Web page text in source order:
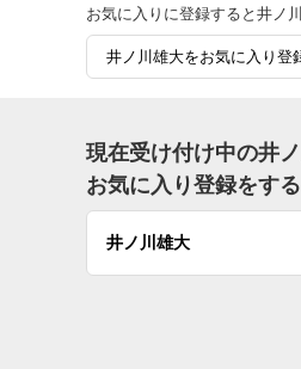
お気に入りに登録すると井ノ
井ノ川雄大をお気に入り登
現在受け付け中の井
お気に入り登録をす
井ノ川雄大